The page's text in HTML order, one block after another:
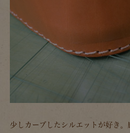
少しカーブしたシルエットが好き